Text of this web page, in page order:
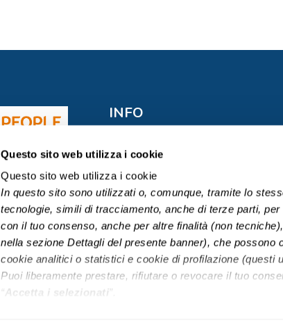
Questo sito web utilizza i cookie
Questo sito web utilizza i cookie
In questo sito sono utilizzati o, comunque, tramite lo
tecnologie, simili di tracciamento, anche di terze parti,
con il tuo consenso, anche per altre finalità (non
nella sezione Dettagli del presente banner), che possono
cookie analitici o statistici e cookie di profilazione (questi
Puoi liberamente prestare, rifiutare o revocare il tuo
“ Accetta i selezionati ”.
INFO
(soggetta a direzione e
P.IVA 10232730969
Cap. Soc. € 100.000 i.v.
REA-MI 2515624 –Privacy Policy
Gruppo Europa srl, intermediario
assicurativo iscritto alla lettera E
del RUI al n. E000597090